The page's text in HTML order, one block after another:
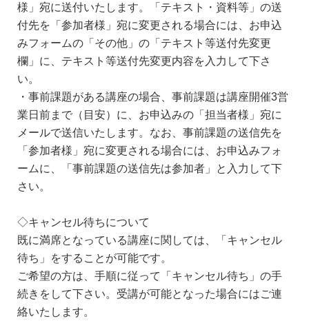
様」宛に送付いたします。「テキスト・資料等」の送
付先を「参加者様」宛に変更される場合には、お申込
みフォームの「その他」の「テキスト等送付先変更
欄」に、テキスト等送付先変更内容を入力して下さ
い。
・事前課題がある講座の場合、事前課題は講座開催3営
業日前まで（目安）に、お申込みの「担当者様」宛に
メールで送信いたします。なお、事前課題の送信先を
「参加者様」宛に変更される場合には、お申込みフォ
ームに、「事前課題の送信先は参加者」と入力して下
さい。
◇キャンセル待ちについて
既に満席となっている講座に関しては、「キャンセル
待ち」をすることが可能です。
ご希望の方は、手順に従って「キャンセル待ち」の手
続きをして下さい。受講が可能となった場合にはご連
絡いたします。